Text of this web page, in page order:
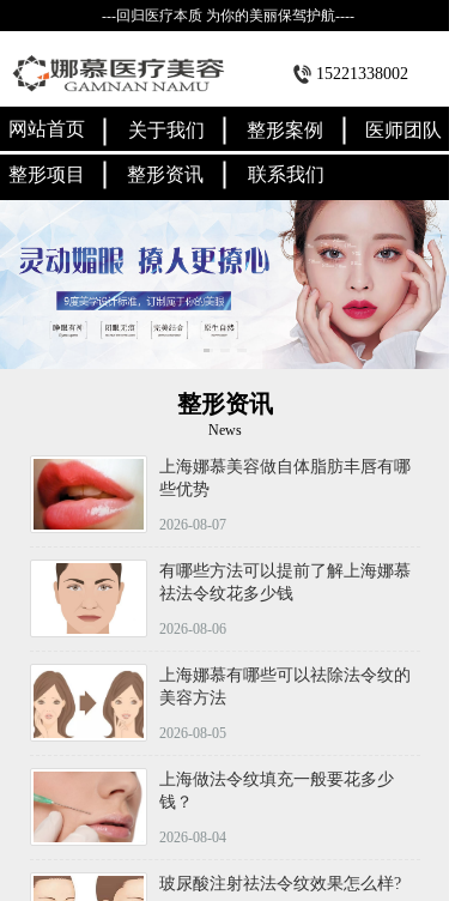
---回归医疗本质 为你的美丽保驾护航----
15221338002
网站首页 关于我们 医师团队
整形案例
整形项目 整形资讯 联系我们
整形资讯
News
上海娜慕美容做自体脂肪丰唇有哪
些优势
2026-08-07
有哪些方法可以提前了解上海娜慕
祛法令纹花多少钱
2026-08-06
上海娜慕有哪些可以祛除法令纹的
美容方法
2026-08-05
上海做法令纹填充一般要花多少
钱？
2026-08-04
玻尿酸注射祛法令纹效果怎么样?